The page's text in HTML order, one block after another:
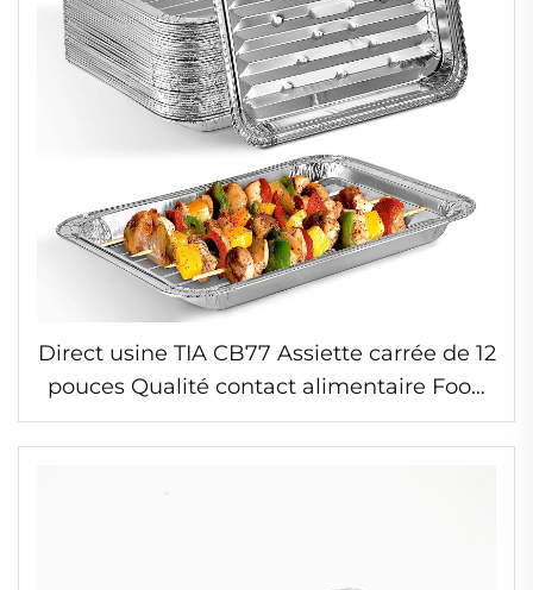
Direct usine TIA CB77 Assiette carrée de 12
pouces Qualité contact alimentaire Food
Park 7200 ml Récipients en aluminium